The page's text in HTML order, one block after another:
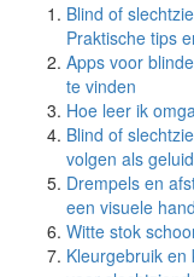
Blind of
Praktische tips
Apps voor
te vinden
Hoe leer ik
Blind of
volgen als
Drempels en
een visuele
Witte stok
Kleurgebruik